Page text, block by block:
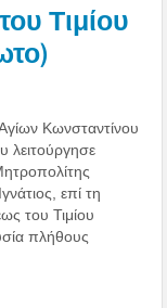
Τιμίου
Κωνσταντίνου
λειτούργησε
επί τη
του Τιμίου
πλήθους